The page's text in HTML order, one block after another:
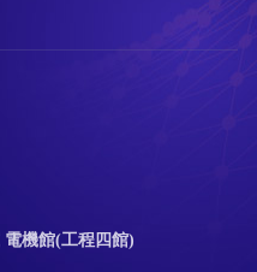
電機館(工程四館)